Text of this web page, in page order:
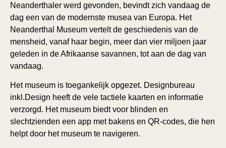
Neanderthaler werd gevonden, bevindt zich vandaag de
dag een van de modernste musea van Europa. Het
Neanderthal Museum vertelt de geschiedenis van de
mensheid, vanaf haar begin, meer dan vier miljoen jaar
geleden in de Afrikaanse savannen, tot aan de dag van
vandaag.
Het museum is toegankelijk opgezet. Designbureau
inkl.Design heeft de vele tactiele kaarten en informatie
verzorgd. Het museum biedt voor blinden en
slechtzienden een app met bakens en QR-codes, die hen
helpt door het museum te navigeren.